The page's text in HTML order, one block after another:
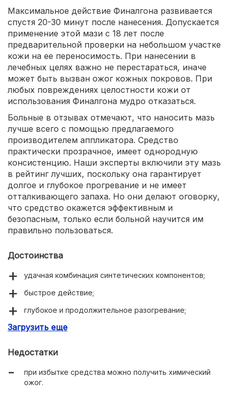
Максимальное действие Финалгона развивается
спустя 20-30 минут после нанесения. Допускается
применение этой мази с 18 лет после
предварительной проверки на небольшом участке
кожи на ее переносимость. При нанесении в
лечебных целях важно не перестараться, иначе
может быть вызван ожог кожных покровов. При
любых повреждениях целостности кожи от
использования Финалгона мудро отказаться.
Больные в отзывах отмечают, что наносить мазь
лучше всего с помощью предлагаемого
производителем аппликатора. Средство
практически прозрачное, имеет однородную
консистенцию. Наши эксперты включили эту мазь
в рейтинг лучших, поскольку она гарантирует
долгое и глубокое прогревание и не имеет
отталкивающего запаха. Но они делают оговорку,
что средство окажется эффективным и
безопасным, только если больной научится им
правильно пользоваться.
Достоинства
удачная комбинация синтетических компонентов;
быстрое действие;
глубокое и продолжительное разогревание;
легкая приятна отдушка;
Загрузить еще
Недостатки
при избытке средства можно получить химический
ожог.